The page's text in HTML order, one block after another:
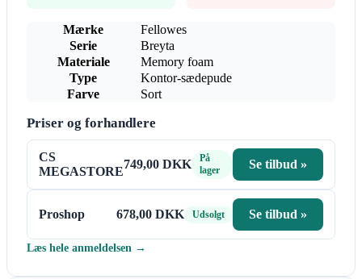
Mærke
Fellowes
Serie
Breyta
Materiale
Memory foam
Type
Kontor-sædepude
Farve
Sort
Priser og forhandlere
CS
MEGASTORE
749,00 DKK
På
lager
Se tilbud »
Proshop 678,00 DKK Udsolgt Se tilbud »
Læs hele anmeldelsen →